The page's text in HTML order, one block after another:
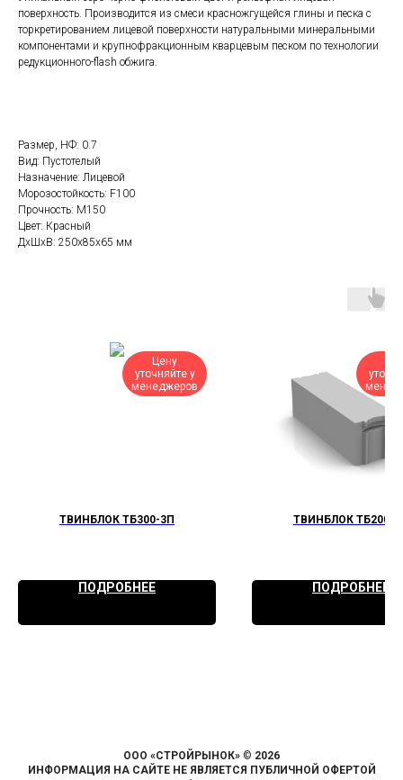
поверхность. Производится из смеси красножгущейся глины и песка с
торкретированием лицевой поверхности натуральными минеральными
компонентами и крупнофракционным кварцевым песком по технологии
редукционного-flash обжига.
Размер, НФ: 0.7
Вид: Пустотелый
Назначение: Лицевой
Морозостойкость: F100
Прочность: М150
Цвет: Красный
ДxШxВ: 250x85x65 мм
Цену
уточняйте у
менеджеров
ТВИНБЛОК ТБ300-3П
ПОДРОБНЕЕ
ТВИНБЛОК ТБ200-
ПОДРОБНЕЕ
ООО «СТРОЙРЫНОК» © 2026
ИНФОРМАЦИЯ НА САЙТЕ НЕ ЯВЛЯЕТСЯ ПУБЛИЧНОЙ ОФЕРТОЙ